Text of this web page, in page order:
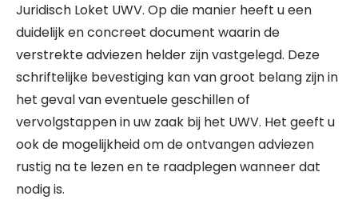
Juridisch Loket UWV. Op die manier heeft u een
duidelijk en concreet document waarin de
verstrekte adviezen helder zijn vastgelegd. Deze
schriftelijke bevestiging kan van groot belang zijn in
het geval van eventuele geschillen of
vervolgstappen in uw zaak bij het UWV. Het geeft u
ook de mogelijkheid om de ontvangen adviezen
rustig na te lezen en te raadplegen wanneer dat
nodig is.